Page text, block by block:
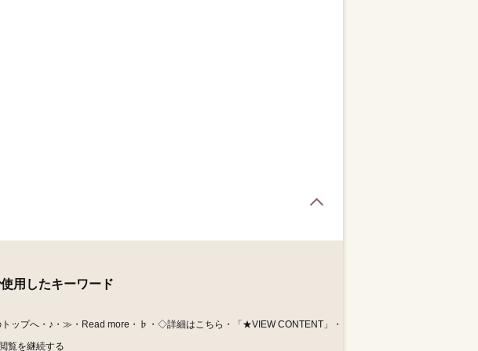
用したキーワード
ップへ・♪・≫・Read more・♭・◇詳細はこちら・「★VIEW CONTENT」・
覧を継続する